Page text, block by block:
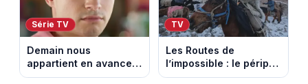
Série TV
Demain nous
appartient en avance:
Samuel perd le
TV
Les Routes de
l’impossible : le périple
glacial d’une famille